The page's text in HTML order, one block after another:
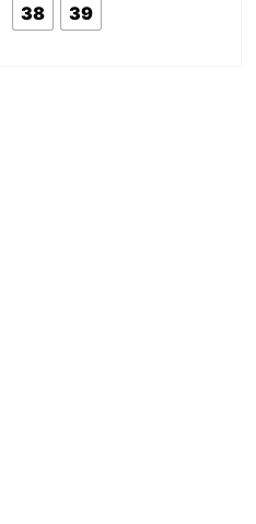
38
39